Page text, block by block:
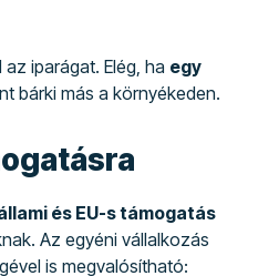
iparágat. Elég, ha egy
bárki más a környékeden.
és EU-s támogatás
Az egyéni vállalkozás
is megvalósítható: